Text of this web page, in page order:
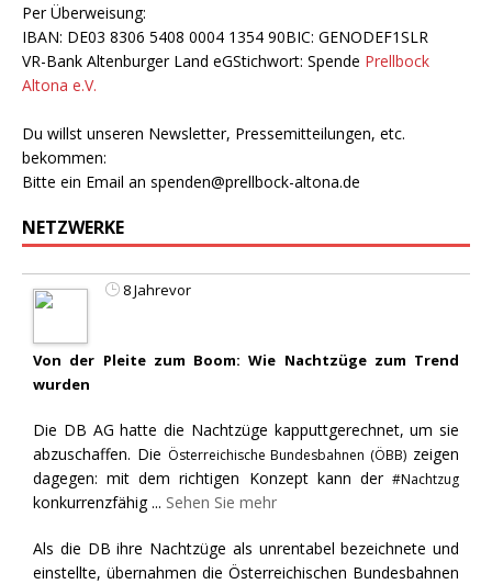
Per Überweisung:
IBAN: DE03 8306 5408 0004 1354 90BIC: GENODEF1SLR
VR-Bank Altenburger Land eGStichwort: Spende Prellbock
Altona e.V.
Du willst unseren Newsletter, Pressemitteilungen, etc.
bekommen:
Bitte ein Email an spenden@prellbock-altona.de
NETZWERKE
8 Jahrevor
Von der Pleite zum Boom: Wie Nachtzüge zum Trend
wurden
Die DB AG hatte die Nachtzüge kapputtgerechnet, um sie
abzuschaffen. Die Österreichische Bundesbahnen (ÖBB) zeigen
dagegen: mit dem richtigen Konzept kann der #Nachtzug
konkurrenzfähig ... Sehen Sie mehr
Als die DB ihre Nachtzüge als unrentabel bezeichnete und
einstellte, übernahmen die Österreichischen Bundesbahnen